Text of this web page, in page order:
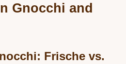
Gnocchi and
Frische vs.